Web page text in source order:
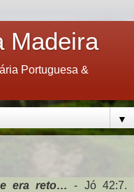
Madeira
Portuguesa &
▼
era reto…
- Jó 42:7.